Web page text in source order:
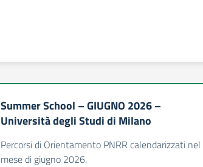
Summer School – GIUGNO 2026 –
Università degli Studi di Milano
Percorsi di Orientamento PNRR calendarizzati nel
mese di giugno 2026.